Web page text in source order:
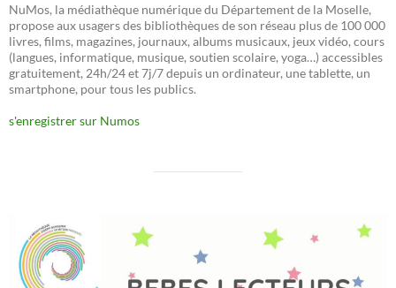
NuMos, la médiathèque numérique du Département de la Moselle,
propose aux usagers des bibliothèques de son réseau plus de 100 000
livres, films, magazines, journaux, albums musicaux, jeux vidéo, cours
(langues, informatique, musique, soutien scolaire, yoga…) accessibles
gratuitement, 24h/24 et 7j/7 depuis un ordinateur, une tablette, un
smartphone, pour tous les publics.
s'enregistrer sur Numos